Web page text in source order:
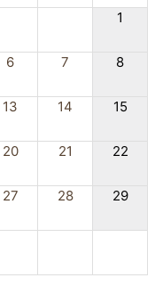
1
6 7 8
13 14 15
20 21 22
27 28 29